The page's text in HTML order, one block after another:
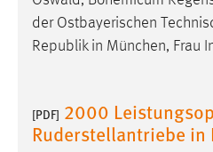
der Ostbayerischen
Republik in München, Frau
[PDF] 2000
Ruderstellantriebe in
EXTERNE MEDIEN
Um Inhalte von
YouTube